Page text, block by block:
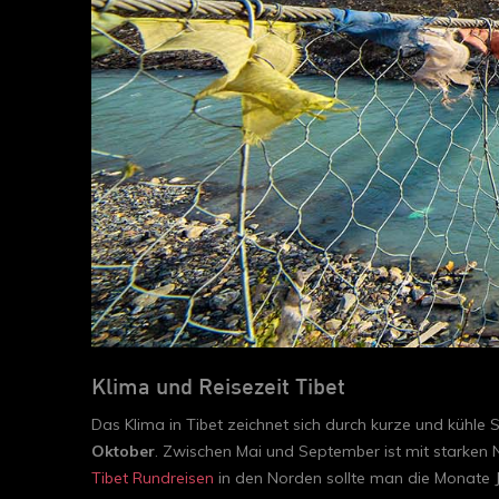
Klima und Reisezeit Tibet
Das Klima in Tibet zeichnet sich durch kurze und
Oktober . Zwischen Mai und September ist mit
Tibet Rundreisen in den Norden sollte man die Monate